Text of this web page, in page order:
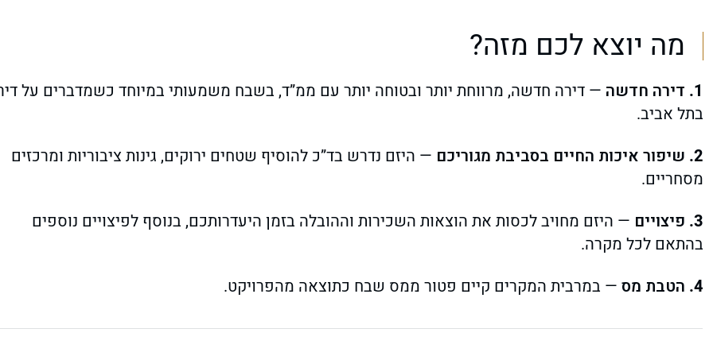
מה יוצא לכם מזה?
דירה חדשה — דירה חדשה, מרווחת יותר ובטוחה יותר עם ממ”ד, בשבח משמעותי במיוחד כשמדברים על
בתל אביב.
שיפור איכות החיים בסביבת מגוריכם — היזם נדרש בד”כ להוסיף שטחים ירוקים, גינות ציבוריות ומרכזים
מסחריים.
פיצויים — היזם מחויב לכסות את הוצאות השכירות וההובלה בזמן היעדרותכם, בנוסף לפיצויים נוספים
בהתאם לכל מקרה.
הטבת מס — במרבית המקרים קיים פטור ממס שבח כתוצאה מהפרויקט.